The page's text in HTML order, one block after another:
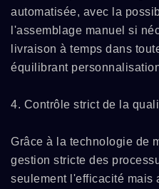
automatisée, avec la
l'assemblage manuel si
livraison à temps dans
équilibrant
4. Contrôle strict de la
Grâce à la technologie de
gestion stricte des
seulement l'efficacité mais